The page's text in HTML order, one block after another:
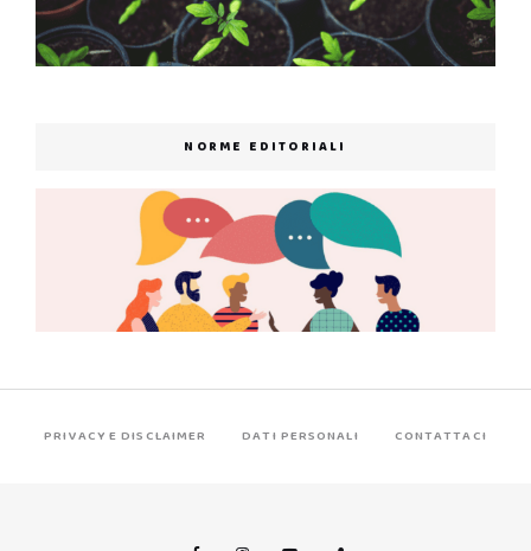
NORME EDITORIALI
PRIVACY E DISCLAIMER DATI PERSONALI CONTATTACI